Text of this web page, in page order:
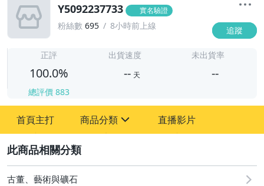
Y5092237733 實名驗證
粉絲數 695 8小時前上線 追蹤
正評
100.0%
總評價 883
出貨速度
-- 天
未出貨率
--
首頁主打 商品分類
古董、藝術與礦石
玩具、模型與公仔
直播影片
古董、藝術與礦石